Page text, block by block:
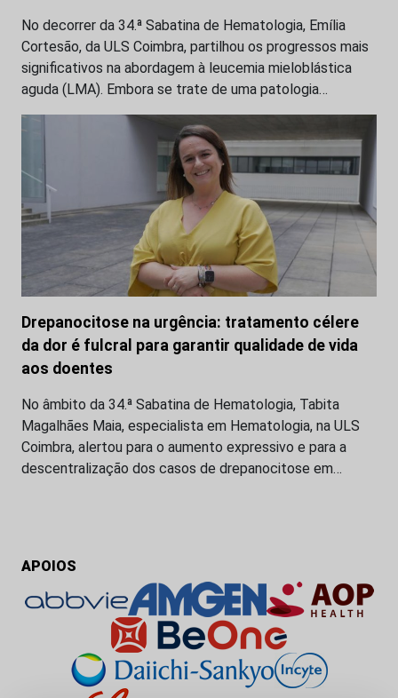
No decorrer da 34.ª Sabatina de Hematologia, Emília
Cortesão, da ULS Coimbra, partilhou os progressos mais
significativos na abordagem à leucemia mieloblástica
aguda (LMA). Embora se trate de uma patologia…
Drepanocitose na urgência: tratamento célere
da dor é fulcral para garantir qualidade de vida
aos doentes
No âmbito da 34.ª Sabatina de Hematologia, Tabita
Magalhães Maia, especialista em Hematologia, na ULS
Coimbra, alertou para o aumento expressivo e para a
descentralização dos casos de drepanocitose em…
APOIOS